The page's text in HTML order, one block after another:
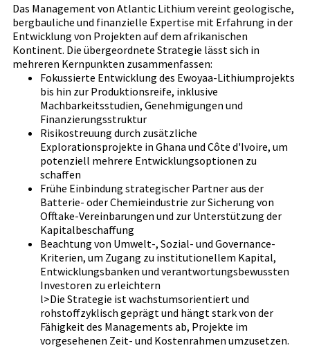
Das Management von Atlantic Lithium vereint geologische,
bergbauliche und finanzielle Expertise mit Erfahrung in der
Entwicklung von Projekten auf dem afrikanischen
Kontinent. Die übergeordnete Strategie lässt sich in
mehreren Kernpunkten zusammenfassen:
Fokussierte Entwicklung des Ewoyaa-Lithiumprojekts
bis hin zur Produktionsreife, inklusive
Machbarkeitsstudien, Genehmigungen und
Finanzierungsstruktur
Risikostreuung durch zusätzliche
Explorationsprojekte in Ghana und Côte d'Ivoire, um
potenziell mehrere Entwicklungsoptionen zu
schaffen
Frühe Einbindung strategischer Partner aus der
Batterie- oder Chemieindustrie zur Sicherung von
Offtake-Vereinbarungen und zur Unterstützung der
Kapitalbeschaffung
Beachtung von Umwelt-, Sozial- und Governance-
Kriterien, um Zugang zu institutionellem Kapital,
Entwicklungsbanken und verantwortungsbewussten
Investoren zu erleichtern
l>Die Strategie ist wachstumsorientiert und
rohstoffzyklisch geprägt und hängt stark von der
Fähigkeit des Managements ab, Projekte im
vorgesehenen Zeit- und Kostenrahmen umzusetzen.